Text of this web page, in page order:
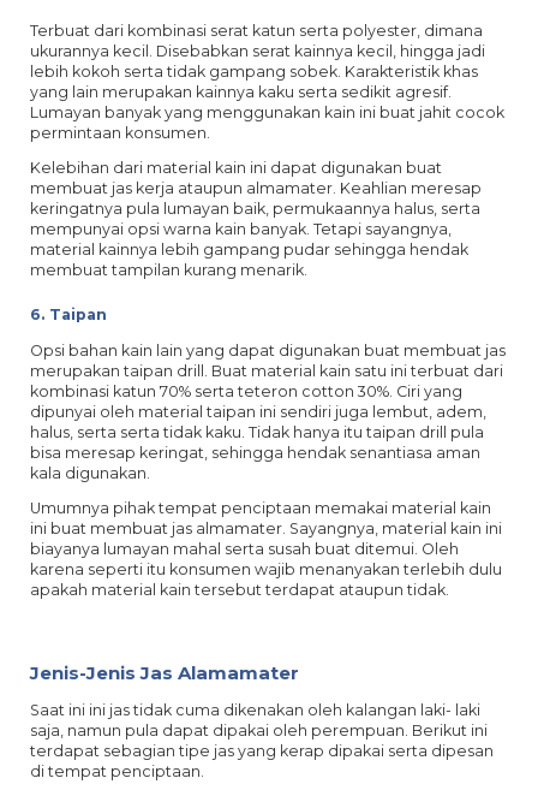
Terbuat dari kombinasi serat katun serta polyester, dimana
ukurannya kecil. Disebabkan serat kainnya kecil, hingga jadi
lebih kokoh serta tidak gampang sobek. Karakteristik khas
yang lain merupakan kainnya kaku serta sedikit agresif.
Lumayan banyak yang menggunakan kain ini buat jahit cocok
permintaan konsumen.
Kelebihan dari material kain ini dapat digunakan buat
membuat jas kerja ataupun almamater. Keahlian meresap
keringatnya pula lumayan baik, permukaannya halus, serta
mempunyai opsi warna kain banyak. Tetapi sayangnya,
material kainnya lebih gampang pudar sehingga hendak
membuat tampilan kurang menarik.
6. Taipan
Opsi bahan kain lain yang dapat digunakan buat membuat jas
merupakan taipan drill. Buat material kain satu ini terbuat dari
kombinasi katun 70% serta teteron cotton 30%. Ciri yang
dipunyai oleh material taipan ini sendiri juga lembut, adem,
halus, serta serta tidak kaku. Tidak hanya itu taipan drill pula
bisa meresap keringat, sehingga hendak senantiasa aman
kala digunakan.
Umumnya pihak tempat penciptaan memakai material kain
ini buat membuat jas almamater. Sayangnya, material kain ini
biayanya lumayan mahal serta susah buat ditemui. Oleh
karena seperti itu konsumen wajib menanyakan terlebih dulu
apakah material kain tersebut terdapat ataupun tidak.
Jenis-Jenis Jas Alamamater
Saat ini ini jas tidak cuma dikenakan oleh kalangan laki- laki
saja, namun pula dapat dipakai oleh perempuan. Berikut ini
terdapat sebagian tipe jas yang kerap dipakai serta dipesan
di tempat penciptaan.